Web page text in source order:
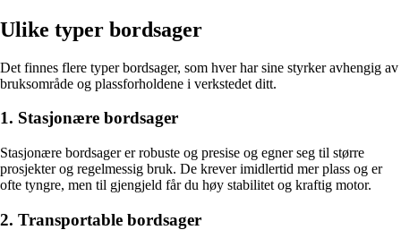
Ulike typer bordsager
Det finnes flere typer bordsager, som hver har sine styrker avhengig av
bruksområde og plassforholdene i verkstedet ditt.
1. Stasjonære bordsager
Stasjonære bordsager er robuste og presise og egner seg til større
prosjekter og regelmessig bruk. De krever imidlertid mer plass og er
ofte tyngre, men til gjengjeld får du høy stabilitet og kraftig motor.
2. Transportable bordsager